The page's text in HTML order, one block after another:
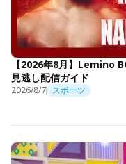
【2026年8月】Lemino
見逃し配信ガイド
2026/8/7 スポーツ